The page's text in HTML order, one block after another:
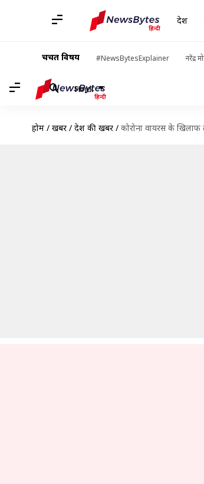
देश
चर्चित विषय #NewsBytesExplainer नरेंद्र
Hindi
होम / खबरें / देश की खबरें / कोरोना वायरस के